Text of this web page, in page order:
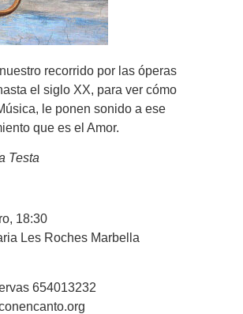
recorrido por las óperas
el siglo XX, para ver cómo
le ponen sonido a ese
que es el Amor.
Testa
18:30
Les Roches Marbella
654013232